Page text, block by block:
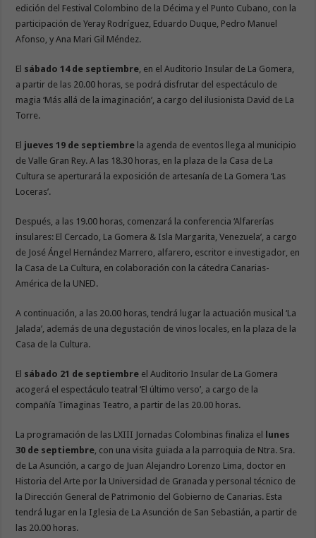
edición del Festival Colombino de la Décima y el Punto Cubano, con la
participación de Yeray Rodríguez, Eduardo Duque, Pedro Manuel
Afonso, y Ana Mari Gil Méndez.
El sábado 14 de septiembre , en el Auditorio Insular de La Gomera,
a partir de las 20.00 horas, se podrá disfrutar del espectáculo de
magia ‘Más allá de la imaginación’, a cargo del ilusionista David de La
Torre.
El jueves 19 de septiembre la agenda de eventos llega al municipio
de Valle Gran Rey. A las 18.30 horas, en la plaza de la Casa de La
Cultura se aperturará la exposición de artesanía de La Gomera ‘Las
Loceras’.
Después, a las 19.00 horas, comenzará la conferencia ‘Alfarerías
insulares: El Cercado, La Gomera & Isla Margarita, Venezuela’, a cargo
de José Ángel Hernández Marrero, alfarero, escritor e investigador, en
la Casa de La Cultura, en colaboración con la cátedra Canarias-
América de la UNED.
A continuación, a las 20.00 horas, tendrá lugar la actuación musical ‘La
Jalada’, además de una degustación de vinos locales, en la plaza de la
Casa de la Cultura.
El sábado 21 de septiembre el Auditorio Insular de La Gomera
acogerá el espectáculo teatral ‘El último verso’, a cargo de la
compañía Timaginas Teatro, a partir de las 20.00 horas.
La programación de las LXIII Jornadas Colombinas finaliza el
lunes
30 de septiembre , con una visita guiada a la parroquia de Ntra. Sra.
de La Asunción, a cargo de Juan Alejandro Lorenzo Lima, doctor en
Historia del Arte por la Universidad de Granada y personal técnico de
la Dirección General de Patrimonio del Gobierno de Canarias. Esta
tendrá lugar en la Iglesia de La Asunción de San Sebastián, a partir de
las 20.00 horas.